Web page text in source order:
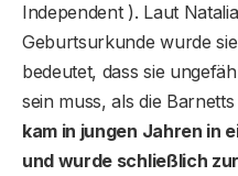
Independent ). Laut
Geburtsurkunde wurde
bedeutet, dass sie
sein muss, als die
kam in jungen Jahren in
und wurde schließlich